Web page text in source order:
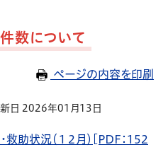
数について
ページの内容を印刷
新日 2026年01月13日
助状況（１２月）[PDF：152